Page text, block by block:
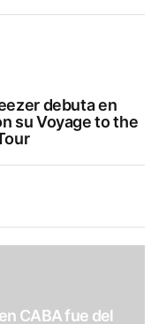
debuta en
su Voyage to the
CABA fue del